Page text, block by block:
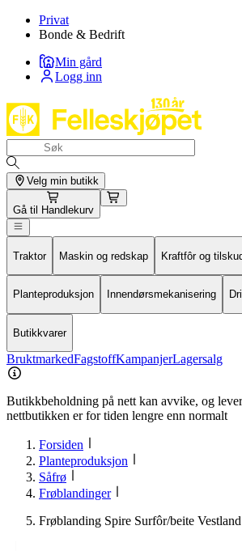
Privat
Bonde & Bedrift
Min gård
Logg inn
Velg min butikk
Gå til Handlekurv
Traktor Maskin og redskap Kraftfôr og
Planteproduksjon Innendørsmekanisering
Butikkvarer
BruktmarkedFagstoffKampanjerLagersalg
Butikkbeholdning på nett kan avvike, og
nettbutikken er for tiden lengre enn normalt
Forsiden
Planteproduksjon
Såfrø
Frøblandinger
Frøblanding Spire Surfôr/beite